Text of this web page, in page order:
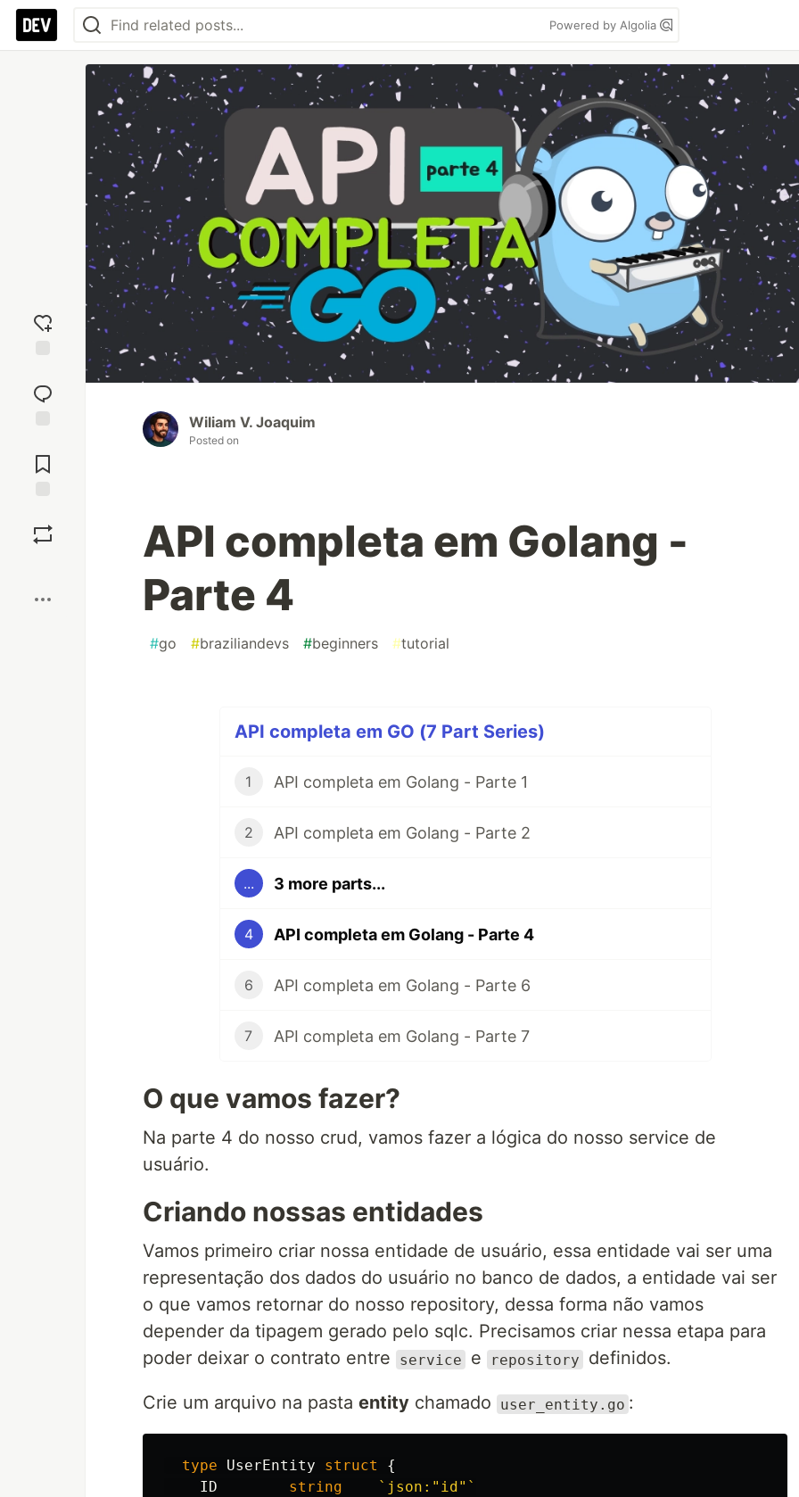
Powered by Algolia
reaction
Comments
Wiliam V. Joaquim
Posted on
API completa em Golang -
Parte 4
#go #braziliandevs #beginners #tutorial
API completa em GO (7 Part Series)
1 API completa em Golang - Parte 1
2 API completa em Golang - Parte 2
... 3 more parts...
4 API completa em Golang - Parte 4
6 API completa em Golang - Parte 6
7 API completa em Golang - Parte 7
O que vamos fazer?
Na parte 4 do nosso crud, vamos fazer a lógica do nosso service de
usuário.
Criando nossas entidades
Vamos primeiro criar nossa entidade de usuário, essa entidade vai ser uma
representação dos dados do usuário no banco de dados, a entidade vai ser
o que vamos retornar do nosso repository, dessa forma não vamos
depender da tipagem gerado pelo sqlc. Precisamos criar nessa etapa para
poder deixar o contrato entre
service e repository definidos.
Crie um arquivo na pasta entity chamado user_entity.go :
type UserEntity struct
{
ID
string
`json:"id"`